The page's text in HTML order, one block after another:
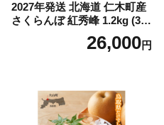
2027年発送 北海道 仁木町産
さくらんぼ 紅秀峰 1.2kg (300
g×4パック) Lサイズ以上 旬
桜桃 産地直送 サクランボ チ
26,000円